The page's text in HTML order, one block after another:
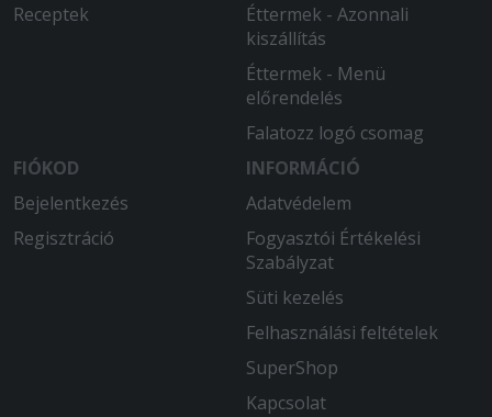
Receptek
Éttermek - Azonnali
kiszállítás
Éttermek - Menü
előrendelés
Falatozz logó csomag
FIÓKOD
Bejelentkezés
Regisztráció
INFORMÁCIÓ
Adatvédelem
Fogyasztói Értékelési
Szabályzat
Süti kezelés
Felhasználási feltételek
SuperShop
Kapcsolat